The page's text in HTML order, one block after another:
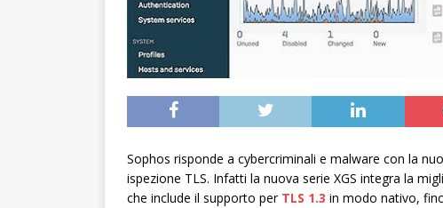
Sophos risponde a cybercriminali e malware con la
ispezione TLS. Infatti la nuova serie XGS integra la
che include il supporto per TLS 1.3 in modo nativo,